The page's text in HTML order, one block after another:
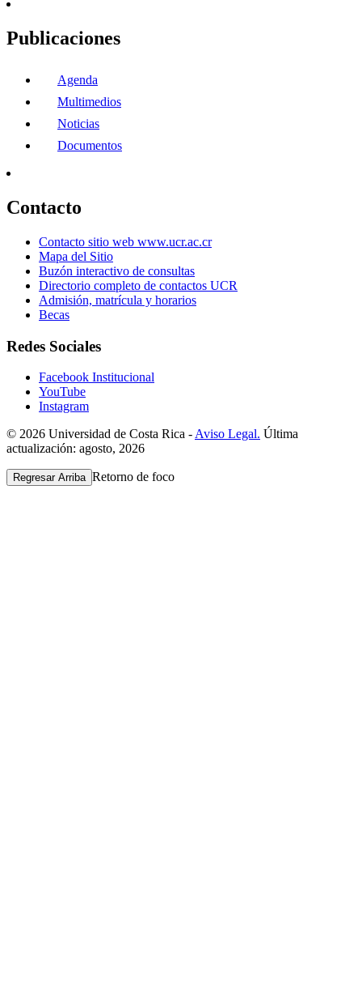
Publicaciones
Agenda
Multimedios
Noticias
Documentos
Contacto
Contacto sitio web www.ucr.ac.cr
Mapa del Sitio
Buzón interactivo de consultas
Directorio completo de contactos UCR
Admisión, matrícula y horarios
Becas
Redes Sociales
Facebook Institucional
YouTube
Instagram
© 2026 Universidad de Costa Rica - Aviso Legal. Última
actualización: agosto, 2026
Regresar Arriba Retorno de foco